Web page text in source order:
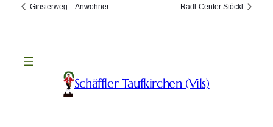
Ginsterweg – Anwohner Radl-Center Stöckl
Schäffler Taufkirchen (Vils)